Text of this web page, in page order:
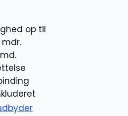
op til
mdr.